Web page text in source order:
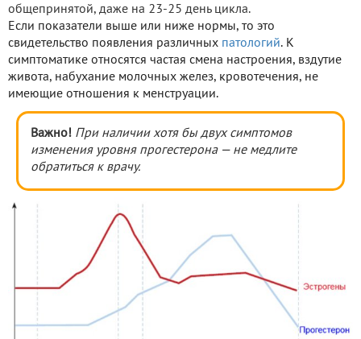
общепринятой, даже на 23-25 день цикла.
Если показатели выше или ниже нормы, то это
свидетельство появления различных патологий. К
симптоматике относятся частая смена настроения, вздутие
живота, набухание молочных желез, кровотечения, не
имеющие отношения к менструации.
Важно! При наличии хотя бы двух симптомов
изменения уровня прогестерона — не медлите
обратиться к врачу.